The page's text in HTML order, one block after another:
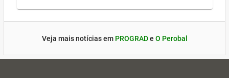
Veja mais notícias em PROGRADe O Perobal